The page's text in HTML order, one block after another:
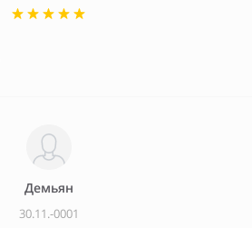
Демьян
30.11.-0001